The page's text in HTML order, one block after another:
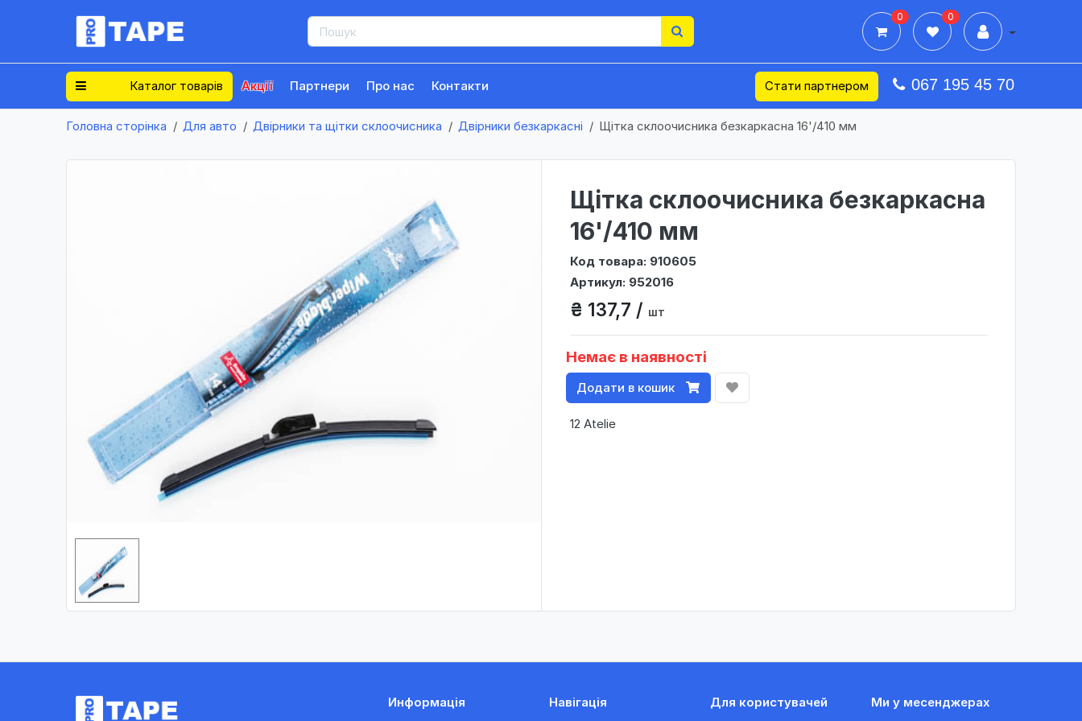
0 0
Каталог товарів Акції Партнери Про нас Контакти Стати партнером 067 195 45 70
Головна сторінка Для авто Двірники та щітки склоочисника Двірники безкаркасні Щітка склоочисника безкаркасна 16'/410 мм
Щітка склоочисника безкаркасна
16'/410 мм
Код товара: 910605
Артикул: 952016
₴ 137,7 / шт
Немає в наявності
Додати в кошик
12 Atelie
Информація Навігація Для користувачей Ми у месенджерах